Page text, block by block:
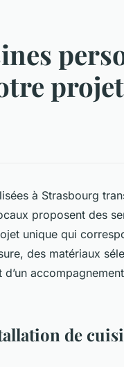
projet
à Strasbourg
proposent des
unique qui
des matériaux
de